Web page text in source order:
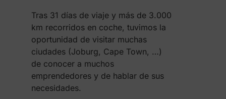
Tras 31 días de viaje y más de 3.000
km recorridos en coche, tuvimos la
oportunidad de visitar muchas
ciudades (Joburg, Cape Town, …)
de conocer a muchos
emprendedores y de hablar de sus
necesidades.